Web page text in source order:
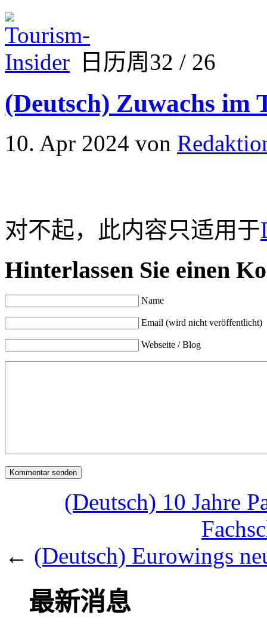
日历周32 / 26
(Deutsch) Zuwachs im
10. Apr 2024 von
对不起，此内容只适用于
Hinterlassen Sie einen
Name
Email (wird nicht veröffentlicht)
Webseite / Blog
(Deutsch) 10 Jahre
← (Deutsch) Eurowings
最新消息